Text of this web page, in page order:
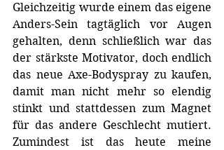
Gleichzeitig wurde einem das eigene
Anders-Sein tagtäglich vor Augen
gehalten, denn schließlich war das
der stärkste Motivator, doch endlich
das neue Axe-Bodyspray zu kaufen,
damit man nicht mehr so elendig
stinkt und stattdessen zum Magnet
für das andere Geschlecht mutiert.
Zumindest ist das heute meine